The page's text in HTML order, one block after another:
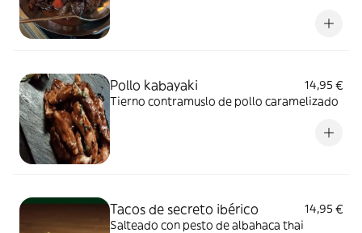
Pollo kabayaki
14,95 €
Tierno contramuslo de pollo caramelizado
Tacos de secreto ibérico
14,95 €
Salteado con pesto de albahaca thai